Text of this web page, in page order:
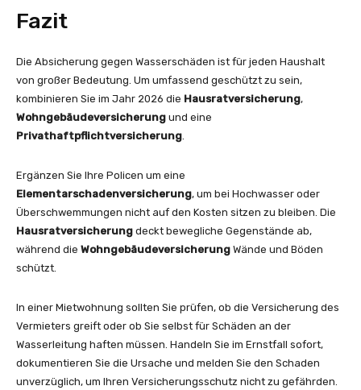
Fazit
Die Absicherung gegen Wasserschäden ist für jeden Haushalt
von großer Bedeutung. Um umfassend geschützt zu sein,
kombinieren Sie im Jahr 2026 die Hausratversicherung,
Wohngebäudeversicherung und eine
Privathaftpflichtversicherung
Ergänzen Sie Ihre Policen um eine
Elementarschadenversicherung, um bei Hochwasser oder
Überschwemmungen nicht auf den Kosten sitzen zu bleiben. Die
Hausratversicherung deckt bewegliche Gegenstände ab,
während die Wohngebäudeversicherung Wände und Böden
schützt.
In einer Mietwohnung sollten Sie prüfen, ob die Versicherung des
Vermieters greift oder ob Sie selbst für Schäden an der
Wasserleitung haften müssen. Handeln Sie im Ernstfall sofort,
dokumentieren Sie die Ursache und melden Sie den Schaden
unverzüglich, um Ihren Versicherungsschutz nicht zu gefährden.